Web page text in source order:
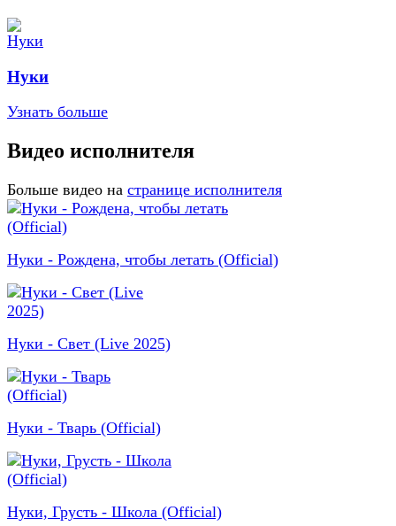
Нуки
Узнать больше
Видео исполнителя
Больше видео на странице исполнителя
Нуки - Рождена, чтобы летать (Official)
Нуки - Свет (Live 2025)
Нуки - Тварь (Official)
Нуки, Грусть - Школа (Official)